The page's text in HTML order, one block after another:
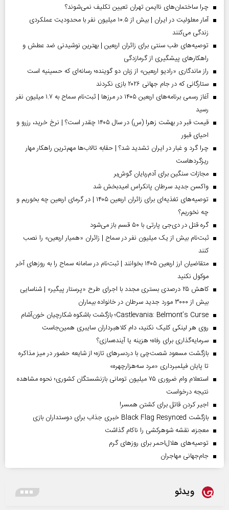
چرا ساختمان‌های ناایمن تهران تعیین تکلیف نمی‌شوند؟
آمار معلولیت در ایران | بیش از ۱۰.۵ میلیون نفر با محدودیت عملکردی
زندگی می‌کنند
توصیه‌های طب سنتی برای زائران اربعین | بهترین نوشیدنی ضد عطش و
راهکارهای پیشگیری از گرمازدگی
راز ماندگاری «رادیو اربعین» از زبان دو گوینده؛ رسانه‌ای که حسینیه است
ستارگانی که در جام جهانی ۲۰۲۶ بازی نکردند
آغاز رسمی برنامه‌های اربعین ۱۴۰۵ در مرز‌ها | ثبت‌نام سماح به ۱.۷ میلیون نفر
رسید
قیمت قبر در بهشت زهرا (س) در سال ۱۴۰۵ چقدر است؟ | نرخ خرید، رزرو و
احیای قبور
چرا گرد و غبار در ایران تشدید شد؟ | حقابه تالاب‌ها مهم‌ترین راهکار مهار
ریزگردهاست
مجازات سنگین برای آدم‌ربایان گوش‌بر
واکسن جدید سرطان پانکراس امیدبخش شد
توصیه‌های تغذیه‌ای برای زائران اربعین ۱۴۰۵ | در گرمای اربعین چه بخوریم و
چه نخوریم؟
گره قتل در دی‌جی پارتی با ۵۰ قسم باز می‌شود
ثبت‌نام بیش از یک میلیون نفر در سماح | زائران «همیار اربعین» را نصب
کنند
متقاضیان ارز اربعین ۱۴۰۵ بخوانند | ثبت‌نام در سامانه سماح را به روز‌های آخر
موکول نکنید
کاهش ۲۵ درصدی بستری مجدد با اجرای طرح «پرستار پیگیر» | شناسایی
بیش از ۳۰۰۰ مورد جدید سرطان در خانواده بیماران
Castlevania: Belmont’s Curse؛ بازگشت باشکوه شکارچیان خون‌آشام
روی هر لینکی کلیک نکنید، دام کلاهبرداران سایبری همین‌جاست
سرمایه‌گذاری برای رفاه؛ هزینه یا آینده‌سازی؟
بازگشت مسعود شصت‌چی با دردسر‌های تازه؛ از شایعه حضور در میز مذاکره
تا پایان فیلمبرداری «مرد سه‌هزارچهره»
استعلام وام ضروری ۷۵ میلیون تومانی بازنشستگان کشوری؛ نحوه مشاهده
نتیجه درخواست
اجیر کردن قاتل برای کشتن همسر!
بازگشت Black Flag Resynced خبری جذاب برای دوستداران بازی
معجزه، نقشه شوهرکشی را ناکام گذاشت
توصیه‌های هلال‌احمر برای روز‌های گرم
جام‌جهانی مهاجران
ویدئو